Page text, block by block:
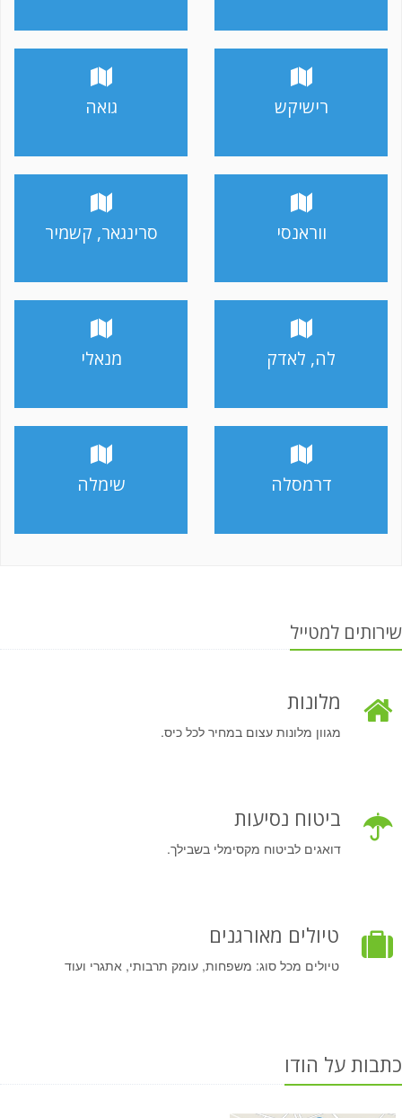
רישיקש גואה
ווראנסי סרינגאר, קשמיר
לה, לאדק מנאלי
דרמסלה שימלה
שירותים למטייל
מלונות
מגוון מלונות עצום במחיר לכל כיס.
ביטוח נסיעות
דואגים לביטוח מקסימלי בשבילך.
טיולים מאורגנים
טיולים מכל סוג: משפחות, עומק תרבותי, אתגרי ועוד
כתבות על הודו